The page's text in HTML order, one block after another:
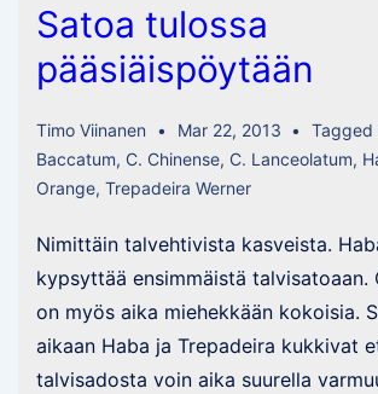
Satoa tulossa
pääsiäispöytään
Timo Viinanen Mar 22, 2013 Tagged
Baccatum, C. Chinense, C. Lanceolatum,
Orange, Trepadeira Werner
Nimittäin talvehtivista kasveista.
kypsyttää ensimmäistä talvisatoaan.
on myös aika miehekkään kokoisia.
aikaan Haba ja Trepadeira kukkivat
talvisadosta voin aika suurella